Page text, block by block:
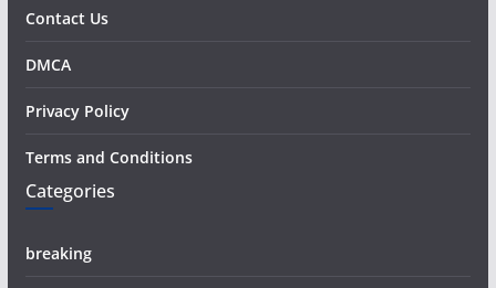
Contact Us
DMCA
Privacy Policy
Terms and Conditions
Categories
breaking